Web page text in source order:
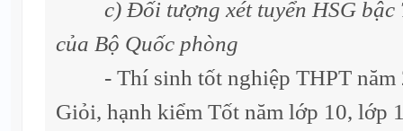
c) Đối tượng xét tuyển HSG
của Bộ Quốc phòng
- Thí sinh tốt nghiệp THPT năm
Giỏi, hạnh kiểm Tốt năm lớp 10, lớp